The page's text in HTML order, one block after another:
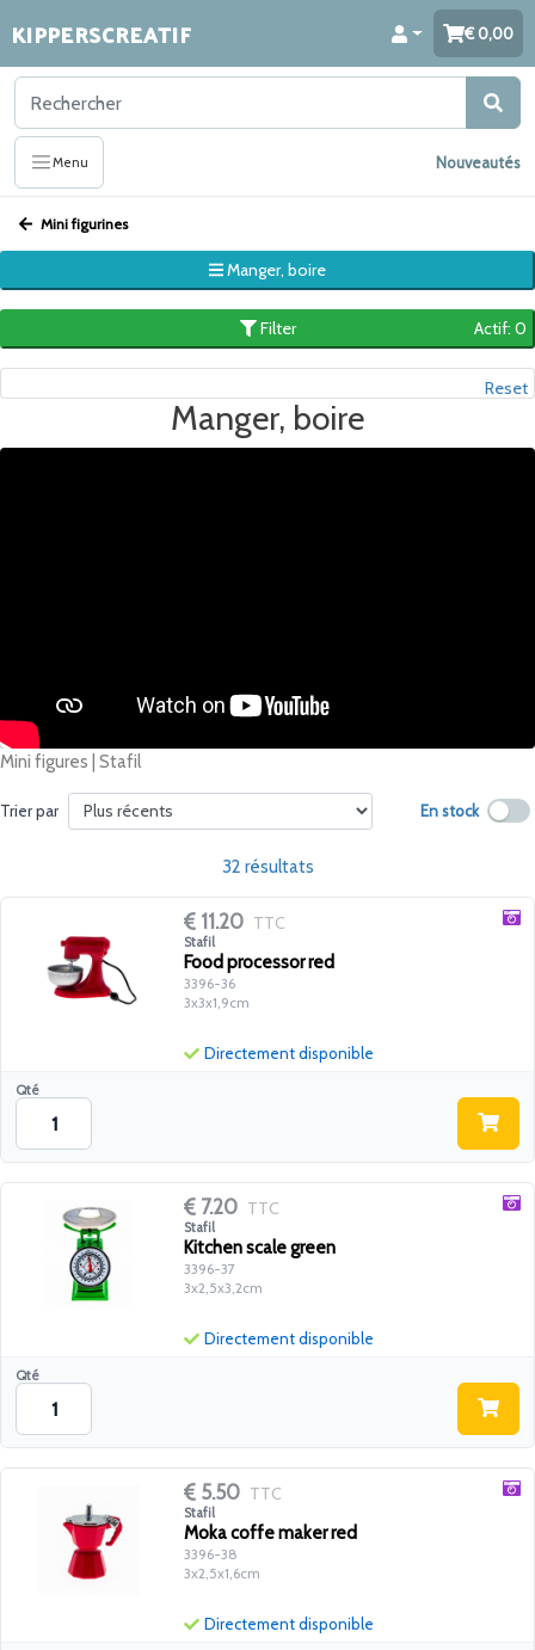
KIPPERSCREATIF 0,00
Menu Nouveautés
Mini figurines
Manger, boire
Filter Actif: 0
Reset
Manger, boire
Mini figures | Stafil
Trier par En stock
32 résultats
11.20 TTC
Stafil
Food processor red
3396-36
3x3x1,9cm
Qté
Directement disponible
7.20 TTC
Stafil
Kitchen scale green
3396-37
3x2,5x3,2cm
Qté
Directement disponible
5.50 TTC
Stafil
Moka coffe maker red
3396-38
3x2,5x1,6cm
Directement disponible